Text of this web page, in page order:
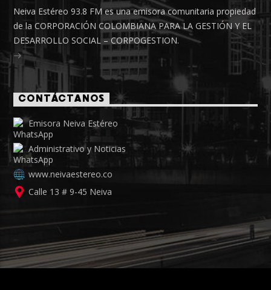
Neiva Estéreo 93.8 FM es una emisora comunitaria propiedad
de la CORPORACIÓN COLOMBIANA PARA LA GESTIÓN Y EL
DESARROLLO SOCIAL – CORPOGESTION.
CONTÁCTANOS
Emisora Neiva Estéreo
Administrativo y Noticias
www.neivaestereo.co
Calle 13 # 9-45 Neiva